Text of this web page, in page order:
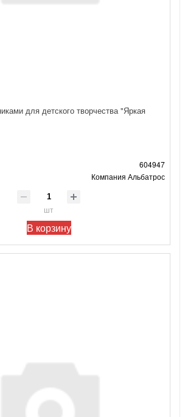
для детского творчества "Яркая
604947
Компания Альбатрос
шт
В корзину